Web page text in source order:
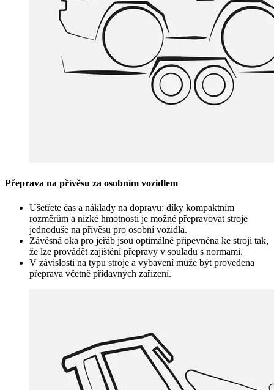
Přeprava na přívěsu za osobním vozidlem
Ušetřete čas a náklady na dopravu: díky kompaktním
rozměrům a nízké hmotnosti je možné přepravovat stroje
jednoduše na přívěsu pro osobní vozidla.
Závěsná oka pro jeřáb jsou optimálně připevněna ke stroji tak,
že lze provádět zajištění přepravy v souladu s normami.
V závislosti na typu stroje a vybavení může být provedena
přeprava včetně přídavných zařízení.